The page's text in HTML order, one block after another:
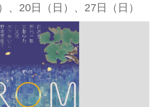
、20日（日）、27日（日）